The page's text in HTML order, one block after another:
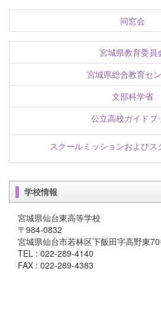
同窓会
宮城県教育委員
宮城県総合教育セ
文部科学省
公立高校ガイドブ
スクールミッションおよびス
学校情報
宮城県仙台東高等学校
〒984-0832
宮城県仙台市若林区下飯田字高野東
TEL : 022-289-4140
FAX : 022-289-4383